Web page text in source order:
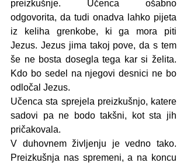
preizkušnje. Učenca ošabno
odgovorita, da tudi onadva lahko pijeta
iz keliha grenkobe, ki ga mora piti
Jezus. Jezus jima takoj pove, da s tem
še ne bosta dosegla tega kar si želita.
Kdo bo sedel na njegovi desnici ne bo
odločal Jezus.
Učenca sta sprejela preizkušnjo, katere
sadovi pa ne bodo takšni, kot sta jih
pričakovala.
V duhovnem življenju je vedno tako.
Preizkušnja nas spremeni, a na koncu